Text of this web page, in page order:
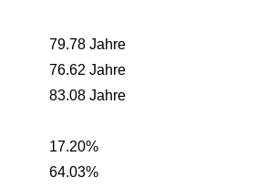
79.78 Jahre
76.62 Jahre
83.08 Jahre
17.20%
64.03%